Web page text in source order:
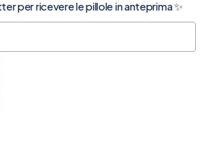
per ricevere le pillole in anteprima ✨